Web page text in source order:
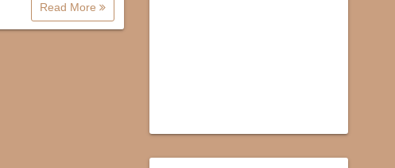
Read More